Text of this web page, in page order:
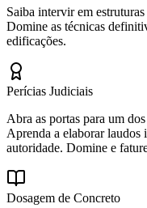
Saiba intervir em
Domine as técnicas
edificações.
Perícias Judiciais
Abra as portas para um
Aprenda a elaborar laudos
autoridade. Domine e
Dosagem de Concreto